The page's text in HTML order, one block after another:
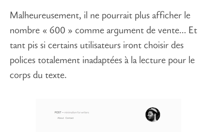
Malheureusement, il ne pourrait plus afficher le
nombre « 600 » comme argument de vente… Et
tant pis si certains utilisateurs iront choisir des
polices totalement inadaptées à la lecture pour le
corps du texte.